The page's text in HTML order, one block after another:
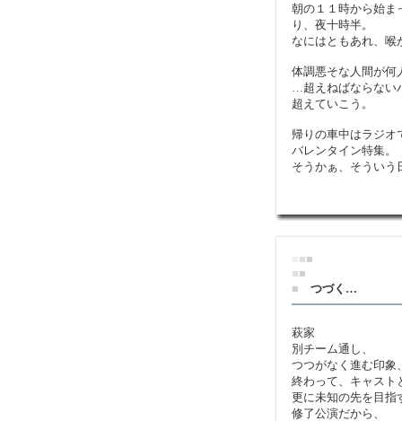
朝の１１時から始ま
り、夜十時半。
なにはともあれ、
体調悪そな人間が何
…超えねばならない
超えていこう。
帰りの車中はラジオ
バレンタイン特集。
そうかぁ、そうい
■■
■■
■
つづく…
萩家
別チーム通し、
つつがなく進む印象
終わって、キャスト
更に未知の先を目指
修了公演だから、